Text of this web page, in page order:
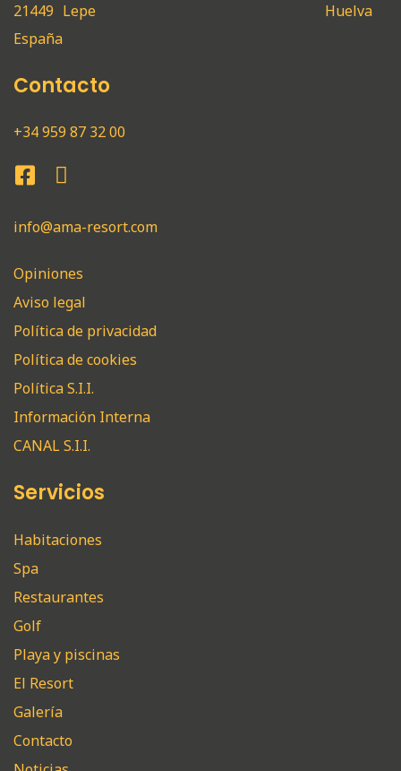
21449 Lepe
Huelva
España
Contacto
+34 959 87 32 00
info@ama-resort.com
Opiniones
Aviso legal
Política de privacidad
Política de cookies
Política S.I.I.
Información Interna
CANAL S.I.I.
Servicios
Habitaciones
Spa
Restaurantes
Golf
Playa y piscinas
El Resort
Galería
Contacto